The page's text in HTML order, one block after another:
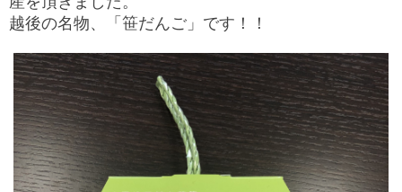
越後の名物、「笹だんご」です！！